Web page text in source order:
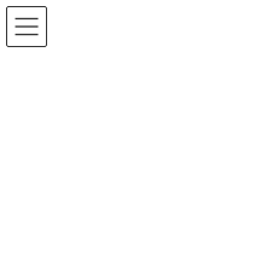
コ
ン
ナ
ビ